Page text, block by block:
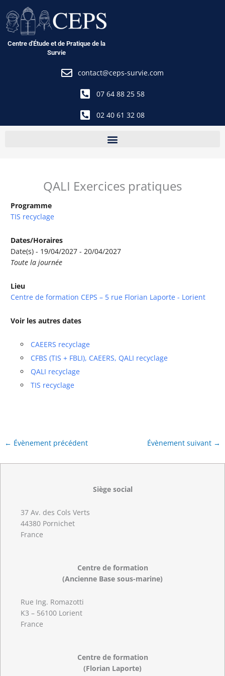
au
contenu
Centre d'Étude et de Pratique de la
Survie
contact@ceps-survie.com
07 64 88 25 58
02 40 61 32 08
QALI Exercices pratiques
Programme
TIS recyclage
Dates/Horaires
Date(s) - 19/04/2027 - 20/04/2027
Toute la journée
Lieu
Centre de formation CEPS – 5 rue Florian Laporte - Lorient
Voir les autres dates
CAEERS recyclage
CFBS (TIS + FBLI), CAEERS, QALI recyclage
QALI recyclage
TIS recyclage
← Évènement précédent Évènement suivant →
Siège social
37 Av. des Cols Verts
44380 Pornichet
France
Centre de formation
(Ancienne Base sous-marine)
Rue Ing. Romazotti
K3 – 56100 Lorient
France
Centre de formation
(Florian Laporte)